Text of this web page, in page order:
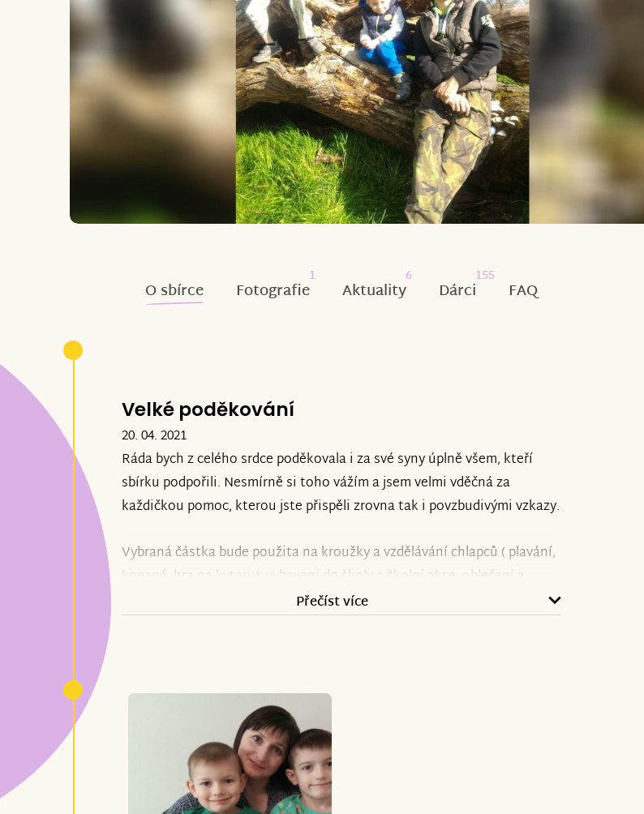
O sbírce Fotografie
1
Aktuality
6
Dárci
155
FAQ
Velké poděkování
20. 04. 2021
Ráda bych z celého srdce poděkovala i za své syny úplně všem, kteří
sbírku podpořili. Nesmírně si toho vážím a jsem velmi vděčná za
každičkou pomoc, kterou jste přispěli zrovna tak i povzbudivými vzkazy.
Vybraná částka bude použita na kroužky a vzdělávání chlapců ( plavání,
kopaná, hra na kytaru), vybavení do školy a školní akce, oblečení a
obuv, zajištění bydlení a chodu domácnosti.
Ještě jednou vám všem z celého srdce moc a moc děkuji.
Přečíst více